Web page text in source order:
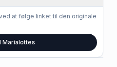
at følge linket til den originale
Marialottes